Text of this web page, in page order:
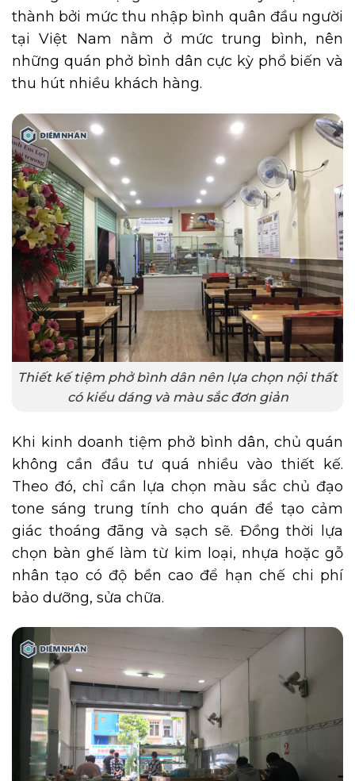
thành bởi mức thu nhập bình quân đầu người
tại Việt Nam nằm ở mức trung bình, nên
những quán phở bình dân cực kỳ phổ biến và
thu hút nhiều khách hàng.
Thiết kế tiệm phở bình dân nên lựa chọn nội thất
có kiểu dáng và màu sắc đơn giản
Khi kinh doanh tiệm phở bình dân, chủ quán
không cần đầu tư quá nhiều vào thiết kế.
Theo đó, chỉ cần lựa chọn màu sắc chủ đạo
tone sáng trung tính cho quán để tạo cảm
giác thoáng đãng và sạch sẽ. Đồng thời lựa
chọn bàn ghế làm từ kim loại, nhựa hoặc gỗ
nhân tạo có độ bền cao để hạn chế chi phí
bảo dưỡng, sửa chữa.